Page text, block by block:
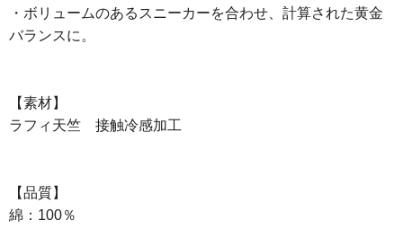
・ボリュームのあるスニーカーを合わせ、計算された黄金
バランスに。
【素材】
ラフィ天竺 接触冷感加工
【品質】
綿：100％